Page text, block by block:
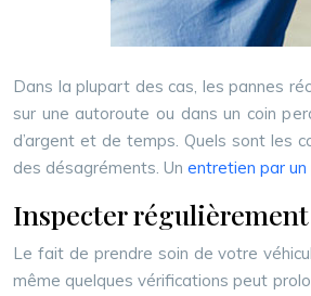
Dans la plupart des cas, les pannes
sur une autoroute ou dans un coin
d’argent et de temps. Quels sont les
des désagréments. Un entretien par
Inspecter
Le fait de prendre soin de votre
même quelques vérifications peut